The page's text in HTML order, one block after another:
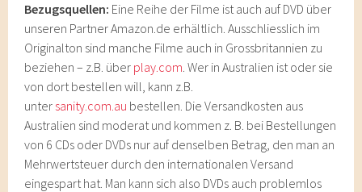
Bezugsquellen: Eine Reihe der Filme ist auch auf DVD über
unseren Partner Amazon.de erhältlich. Ausschliesslich im
Originalton sind manche Filme auch in Grossbritannien zu
beziehen – z.B. über play.com. Wer in Australien ist oder sie
von dort bestellen will, kann z.B.
unter sanity.com.au bestellen. Die Versandkosten aus
Australien sind moderat und kommen z. B. bei Bestellungen
von 6 CDs oder DVDs nur auf denselben Betrag, den man an
Mehrwertsteuer durch den internationalen Versand
eingespart hat. Man kann sich also DVDs auch problemlos